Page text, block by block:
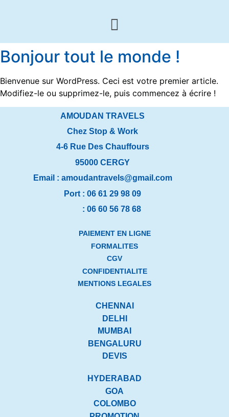
Bonjour tout le monde !
Bienvenue sur WordPress. Ceci est votre premier article.
Modifiez-le ou supprimez-le, puis commencez à écrire !
AMOUDAN TRAVELS
Chez Stop & Work
4-6 Rue Des Chauffours
95000 CERGY
Email : amoudantravels@gmail.com
Port :06 61 29 98 09
:06 60 56 78 68
PAIEMENT EN LIGNE
FORMALITES
CGV
CONFIDENTIALITE
MENTIONS LEGALES
CHENNAI
DELHI
MUMBAI
BENGALURU
DEVIS
HYDERABAD
GOA
COLOMBO